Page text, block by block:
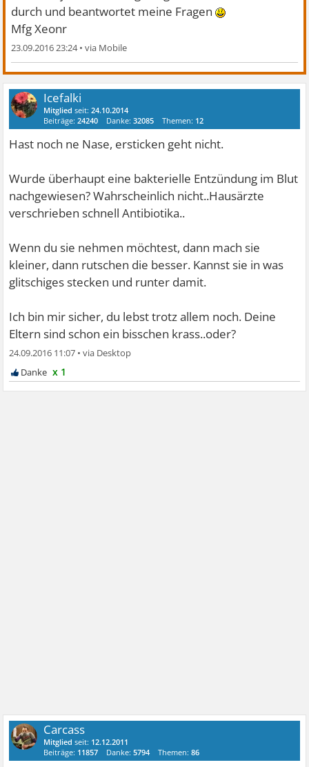
durch und beantwortet meine Fragen
Mfg Xeonr
23.09.2016 23:24•
Icefalki
Mitglied seit:24.10.2014
Beiträge:24240 Danke:32085 Themen: 12
Hast noch ne Nase, ersticken geht nicht.
Wurde überhaupt eine bakterielle Entzündung im Blut
nachgewiesen? Wahrscheinlich nicht..Hausärzte
verschrieben schnell Antibiotika..
Wenn du sie nehmen möchtest, dann mach sie
kleiner, dann rutschen die besser. Kannst sie in was
glitschiges stecken und runter damit.
Ich bin mir sicher, du lebst trotz allem noch. Deine
Eltern sind schon ein bisschen krass..oder?
24.09.2016 11:07 •
x 1
Carcass
Mitglied seit: 12.12.2011
Beiträge: 11857 Danke:5794 Themen:86